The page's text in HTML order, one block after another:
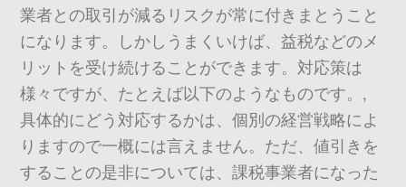
業者との取引が減るリスクが常に付きまとうこと
になります。しかしうまくいけば、益税などのメ
リットを受け続けることができます。対応策は
様々ですが、たとえば以下のようなものです。,
具体的にどう対応するかは、個別の経営戦略によ
りますので一概には言えません。ただ、値引きを
することの是非については、課税事業者になった